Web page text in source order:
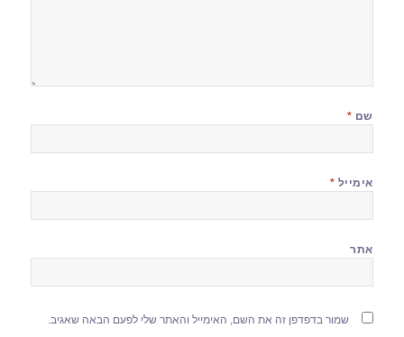
שם *
אימייל *
אתר
שמור בדפדפן זה את השם, האימייל והאתר שלי לפעם הבאה שאגיב.